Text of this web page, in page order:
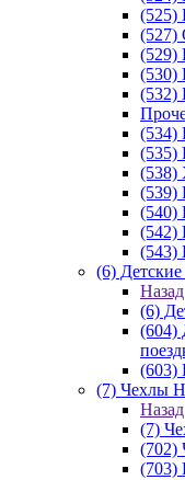
(527)
(529)
(530)
(532)
(534)
(535)
(538)
(539)
(542)
(6)
Назад
(6)
(604)
(603)
(7) Чехлы
Назад
(7)
(702)
(703)